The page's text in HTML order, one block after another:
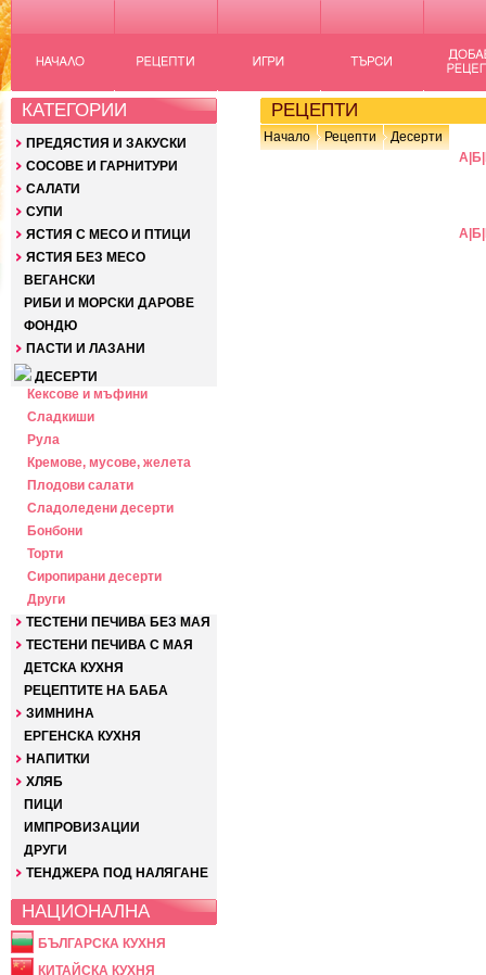
КАТЕГОРИИ
ПРЕДЯСТИЯ И ЗАКУСКИ
СОСОВЕ И ГАРНИТУРИ
САЛАТИ
СУПИ
ЯСТИЯ С МЕСО И ПТИЦИ
ЯСТИЯ БЕЗ МЕСО
ВЕГАНСКИ
РИБИ И МОРСКИ ДАРОВЕ
ФОНДЮ
ПАСТИ И ЛАЗАНИ
ДЕСЕРТИ
Кексове и мъфини
Сладкиши
Рула
Кремове, мусове, желета
Плодови салати
Сладоледени десерти
Бонбони
Торти
Сиропирани десерти
Други
ТЕСТЕНИ ПЕЧИВА БЕЗ МАЯ
ТЕСТЕНИ ПЕЧИВА С МАЯ
ДЕТСКА КУХНЯ
РЕЦЕПТИТЕ НА БАБА
ЗИМНИНА
ЕРГЕНСКА КУХНЯ
НАПИТКИ
ХЛЯБ
ПИЦИ
ИМПРОВИЗАЦИИ
ДРУГИ
ТЕНДЖЕРА ПОД НАЛЯГАНЕ
НАЦИОНАЛНА
БЪЛГАРСКА КУХНЯ
КИТАЙСКА КУХНЯ
РЕЦЕПТИ
Начало Рецепти
Десерти
А Б
А Б